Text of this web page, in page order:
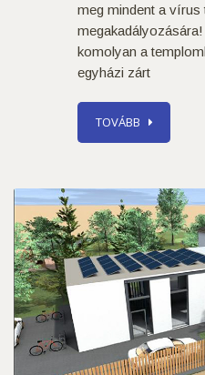
meg mindent a vírus
komolyan a
egyházi zárt
TOVÁBB